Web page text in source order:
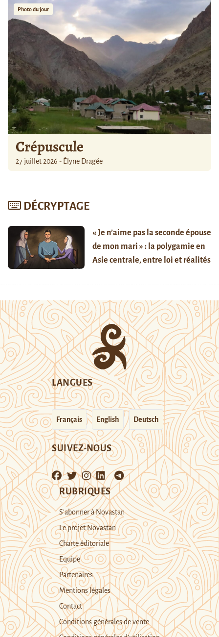
Photo du jour
Crépuscule
27 juillet 2026 - Élyne Dragée
DÉCRYPTAGE
« Je n’aime pas la seconde épouse
de mon mari » : la polygamie en
Asie centrale, entre loi et réalités
LANGUES
Français English Deutsch
SUIVEZ-NOUS
RUBRIQUES
S’abonner à Novastan
Le projet Novastan
Charte éditoriale
Equipe
Partenaires
Mentions légales
Contact
Conditions générales de vente